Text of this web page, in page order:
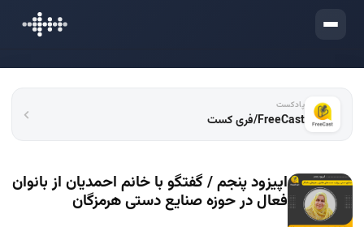
ورود
پادکست
FreeCast/فری کست
اپیزود پنجم / گفتگو با خانم احمدیان از بانوان
فعال در حوزه صنایع دستی هرمزگان